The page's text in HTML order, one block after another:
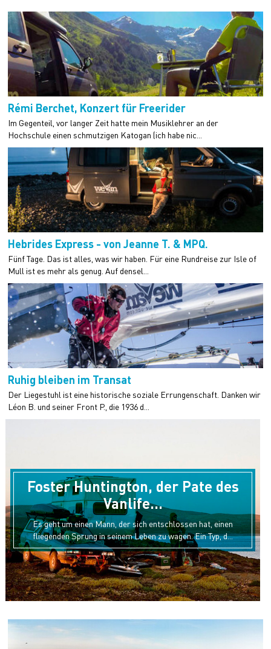
Rémi Berchet, Konzert für Freerider
Im Gegenteil, vor langer Zeit hatte mein Musiklehrer an der
Hochschule einen schmutzigen Katogan (ich habe nic...
Hebrides Express - von Jeanne T. & MPQ.
Fünf Tage. Das ist alles, was wir haben. Für eine Rundreise zur Isle of
Mull ist es mehr als genug. Auf densel...
Ruhig bleiben im Transat
Der Liegestuhl ist eine historische soziale Errungenschaft. Danken wir
Léon B. und seiner Front P., die 1936 d...
Foster Huntington, der Pate des
Vanlife...
Es geht um einen Mann, der sich entschlossen hat, einen
fliegenden Sprung in seinem Leben zu wagen. Ein Typ, d...